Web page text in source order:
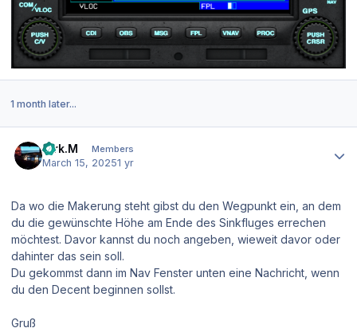
1 month later...
Dirk.M Members
March 15, 20251 yr
Da wo die Makerung steht gibst du den Wegpunkt ein, an dem
du die gewünschte Höhe am Ende des Sinkfluges errechen
möchtest. Davor kannst du noch angeben, wieweit davor oder
dahinter das sein soll.
Du gekommst dann im Nav Fenster unten eine Nachricht, wenn
du den Decent beginnen sollst.
Gruß